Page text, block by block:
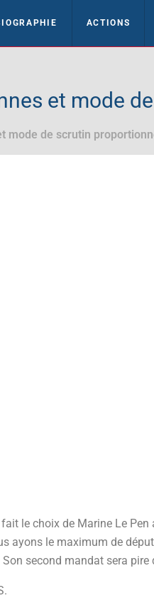
ACTIONS
et mode
mode de scrutin
le choix de Marine Le
ayons le maximum de
second mandat sera pire